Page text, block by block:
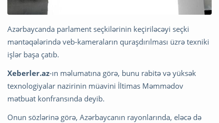
Azərbaycanda parlament seçkilərinin keçiriləcəyi seçki
məntəqələrində veb-kameraların quraşdırılması üzrə texniki
işlər başa çatıb.
Xeberler.az-ın məlumatına görə, bunu rabitə və yüksək
texnologiyalar nazirinin müavini İltimas Məmmədov
mətbuat konfransında deyib.
Onun sözlərinə görə, Azərbaycanın rayonlarında, eləcə də